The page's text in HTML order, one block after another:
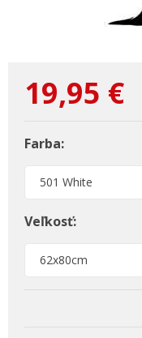
19,95 €
Farba:
501 White
Veľkosť:
62x80cm